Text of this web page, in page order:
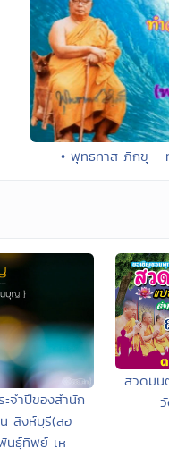
• พุทธทาส ภิกขุ -
จำปีของสำนัก
สิงห์บุรี(สอ
นธุ์ทิพย์ เห
สวดมน